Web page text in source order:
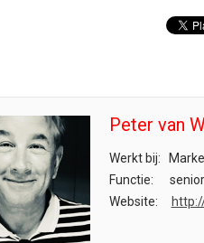
Peter van
Werkt bij:
Functie:
Website: